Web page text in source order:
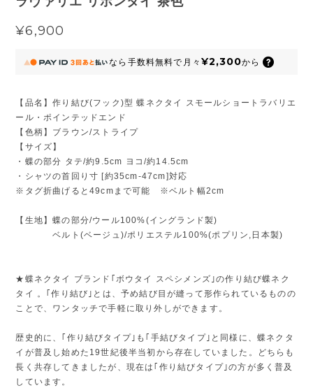
¥6,900
なら 手数料無料で 月々 ¥2,300から
【品名】作り結び(フック)型 蝶ネクタイ スモールショートラバリエ
ール・ポインテッドエンド
【色柄】ブラウン/ストライプ
【サイズ】
・蝶の部分 タテ/約9.5cm ヨコ/約14.5cm
・シャツの首回り寸 [約35cm-47cm]対応
※タグ折曲げると49cmまで可能 ※ベルト幅2cm
【生地】蝶の部分/ウール100%(イングランド製)
ベルト(ベージュ)/ポリエステル100%(ポプリン,日本製)
★蝶ネクタイ ブランド｢ボウタイ スペシメンズ｣の作り結び蝶ネク
タイ 。｢作り結び｣とは、予め結び目が縫って形作られているものの
ことで、ワンタッチで手軽に取り外しができます。
歴史的に、｢作り結びタイプ｣も｢手結びタイプ｣と同様に、蝶ネクタ
イが普及し始めた19世紀後半当初から存在していました。どちらも
長く共存してきましたが、現在は｢作り結びタイプ｣の方が多く普及
しています。